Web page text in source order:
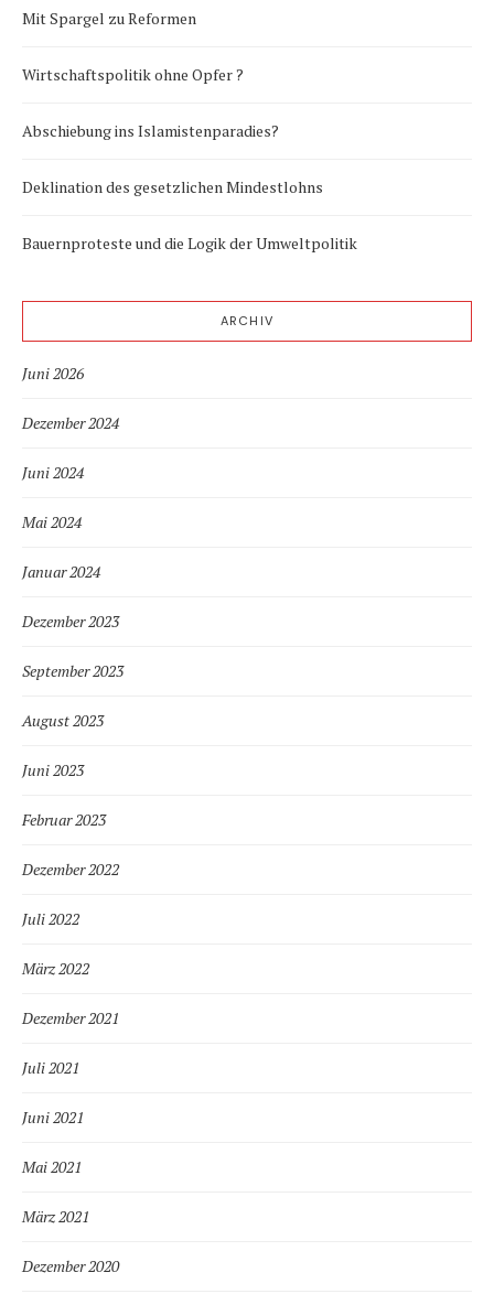
Mit Spargel zu Reformen
Wirtschaftspolitik ohne Opfer ?
Abschiebung ins Islamistenparadies?
Deklination des gesetzlichen Mindestlohns
Bauernproteste und die Logik der Umweltpolitik
ARCHIV
Juni 2026
Dezember 2024
Juni 2024
Mai 2024
Januar 2024
Dezember 2023
September 2023
August 2023
Juni 2023
Februar 2023
Dezember 2022
Juli 2022
März 2022
Dezember 2021
Juli 2021
Juni 2021
Mai 2021
März 2021
Dezember 2020